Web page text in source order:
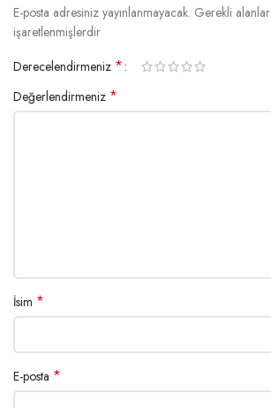
E-posta adresiniz yayınlanmayacak. Gerekli alanlar
işaretlenmişlerdir
Derecelendirmeniz *
Değerlendirmeniz *
İsim *
E-posta *